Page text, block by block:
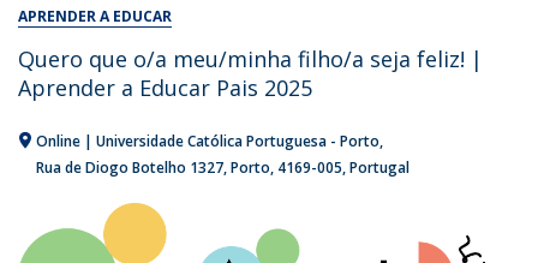
APRENDER A EDUCAR
Quero que o/a meu/minha filho/a seja feliz! |
Aprender a Educar Pais 2025
Online | Universidade Católica Portuguesa - Porto
Rua de Diogo Botelho 1327 Porto 4169-005 Portugal